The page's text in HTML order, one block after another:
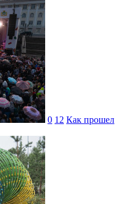
0 12 Как прошел